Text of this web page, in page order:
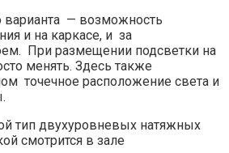
варианта — возможность
и на каркасе, и за
При размещении подсветки на
менять. Здесь также
точечное расположение света и
тип двухуровневых натяжных
смотрится в зале